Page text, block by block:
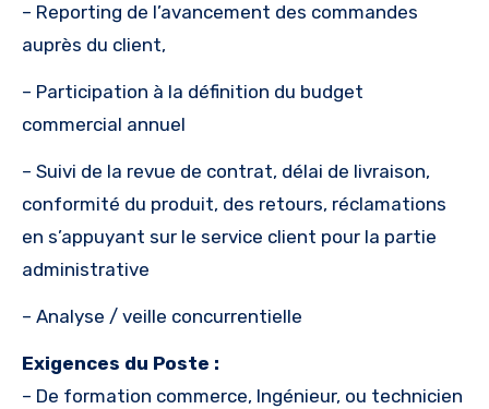
– Reporting de l’avancement des commandes
auprès du client,
– Participation à la définition du budget
commercial annuel
– Suivi de la revue de contrat, délai de livraison,
conformité du produit, des retours, réclamations
en s’appuyant sur le service client pour la partie
administrative
– Analyse / veille concurrentielle
Exigences du Poste :
– De formation commerce, Ingénieur, ou technicien